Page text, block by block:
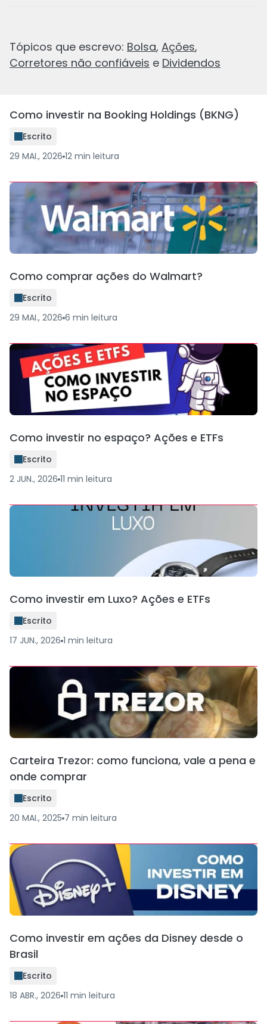
Tópicos que escrevo: Bolsa, Ações,
Corretores não confiáveis e Dividendos
Como investir na Booking Holdings (BKNG)
Escrito
29 MAI., 2026 12 min leitura
Como comprar ações do Walmart?
Escrito
29 MAI., 2026 6 min leitura
Como investir no espaço? Ações e ETFs
Escrito
2 JUN., 2026 11 min leitura
Como investir em Luxo? Ações e ETFs
Escrito
17 JUN., 2026 1 min leitura
Carteira Trezor: como funciona, vale a pena e
onde comprar
Escrito
20 MAI., 2025 7 min leitura
Como investir em ações da Disney desde o
Brasil
Escrito
18 ABR., 2026 11 min leitura